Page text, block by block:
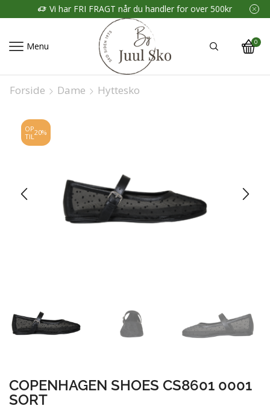
Vi har FRI FRAGT når du handler for over 500kr
Menu 0
Forside Dame Hyttesko
OP
TIL 20%
COPENHAGEN SHOES CS8601 0001
SORT